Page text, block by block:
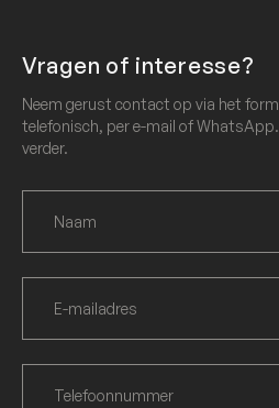
Vragen of interesse?
Neem gerust contact op via het
telefonisch, per e-mail of WhatsApp.
verder.